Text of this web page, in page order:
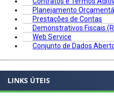
Planejamento
Prestações de Contas
Demonstrativos Fiscais
Web Service
Conjunto de Dados
LINKS ÚTEIS